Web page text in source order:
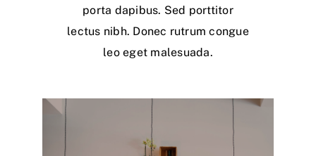
porta dapibus. Sed porttitor
lectus nibh. Donec rutrum congue
leo eget malesuada.